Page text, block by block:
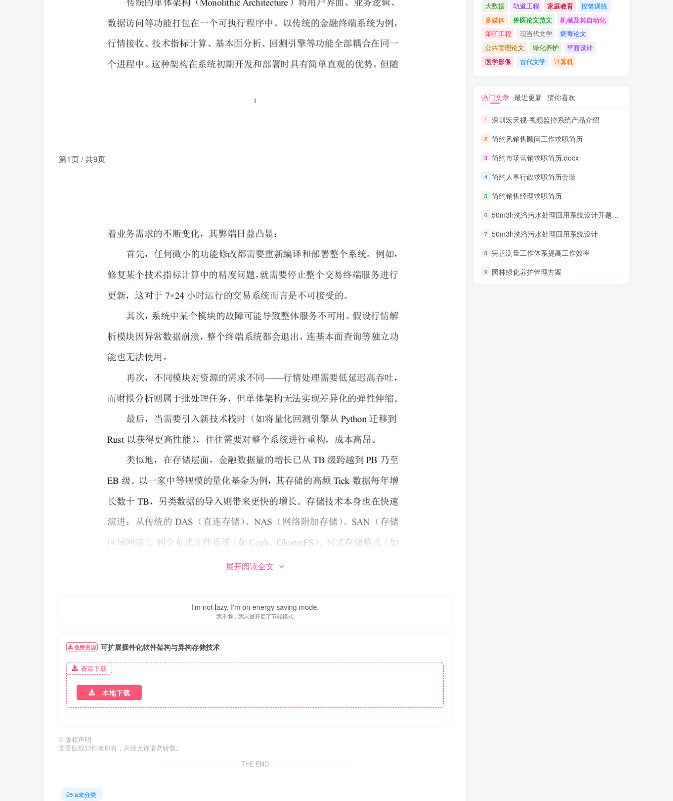
第1页 / 共9页
第2页 / 共9页
展开阅读全文
I'm not lazy, I'm on energy saving mode.
我不懒，我只是开启了节能模式
免费资源 可扩展插件化软件架构与异构存储技术
资源下载
本地下载
© 版权声明
文章版权归作者所有，未经允许请勿转载。
THE END
a未分类
大数据
轨道工程 家庭教育
控笔训练
多媒体
兽医论文范文
机械及其自动化
采矿工程
现当代文学
病毒论文
公共管理论文
绿化养护
平面设计
医学影像
古代文学 计算机
热门文章 最近更新 猜你喜欢
1 深圳宏天视-视频监控系统产品介绍
2 简约风销售顾问工作求职简历
3 简约市场营销求职简历.docx
4 简约人事行政求职简历套装
5 简约销售经理求职简历
6 50m3h洗浴污水处理回用系统设计开题报告
7 50m3h洗浴污水处理回用系统设计
8 完善测量工作体系提高工作效率
9 园林绿化养护管理方案